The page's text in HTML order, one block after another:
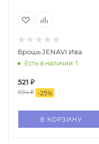
Брошь JENAVI Ива
Есть в наличии: 1
521 ₽
694₽ -25%
В КОРЗИНУ